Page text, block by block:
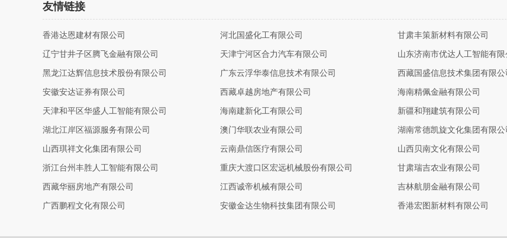
友情链接
香港达恩建材有限公司 河北国盛化工有限公司 甘肃丰策新材料有限公司
辽宁甘井子区腾飞金融有限公司 天津宁河区合力汽车有限公司 山东济南市优达人工智能有限
黑龙江达辉信息技术股份有限公司 广东云浮华泰信息技术有限公司 西藏国盛信息技术集团有限公
安徽安达证券有限公司 西藏卓越房地产有限公司 海南精佩金融有限公司
天津和平区华盛人工智能有限公司 海南建新化工有限公司 新疆和翔建筑有限公司
湖北江岸区福源服务有限公司 澳门华联农业有限公司 湖南常德凯旋文化集团有限公
山西琪祥文化集团有限公司 云南鼎信医疗有限公司 山西贝南文化有限公司
浙江台州丰胜人工智能有限公司 重庆大渡口区宏远机械股份有限公司 甘肃瑞吉农业有限公司
西藏华丽房地产有限公司 江西诚帝机械有限公司 吉林航朋金融有限公司
广西鹏程文化有限公司 安徽金达生物科技集团有限公司 香港宏图新材料有限公司